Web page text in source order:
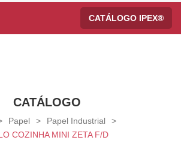
CATÁLOGO IPEX®
CATÁLOGO
Papel > Papel Industrial
>
COZINHA MINI ZETA F/D